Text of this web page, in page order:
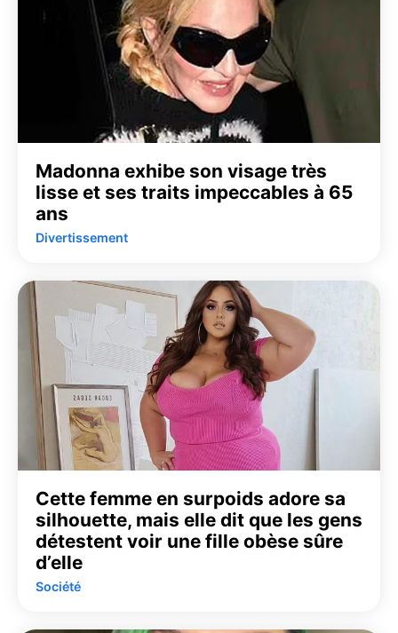
Madonna exhibe son visage très
lisse et ses traits impeccables à 65
ans
Divertissement
Cette femme en surpoids adore sa
silhouette, mais elle dit que les gens
détestent voir une fille obèse sûre
d’elle
Société